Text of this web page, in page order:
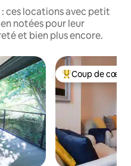
ces locations avec petit
notées pour leur
et bien plus encore.
Coups de cœur
Coup de cœur